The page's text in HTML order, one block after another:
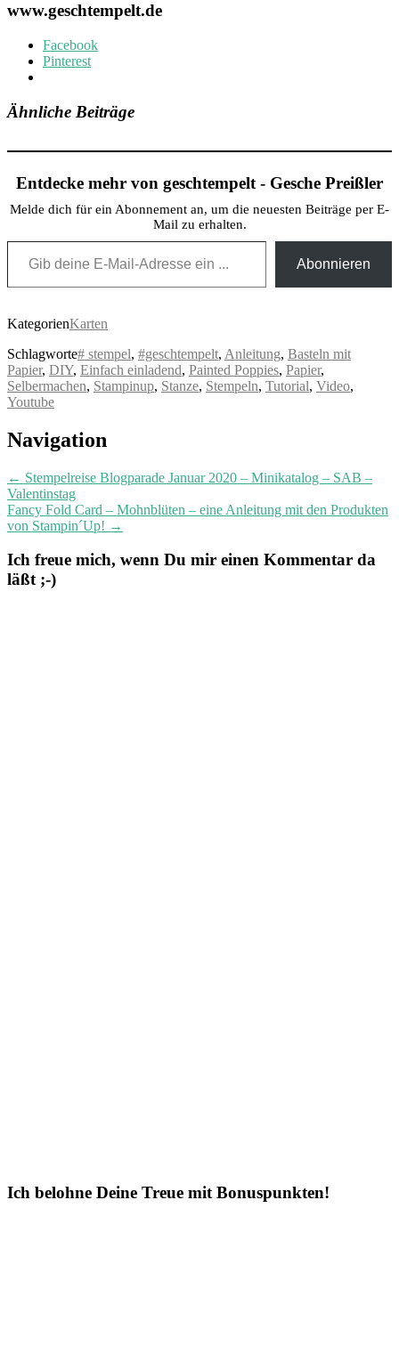
www.geschtempelt.de
Facebook
Pinterest
Ähnliche Beiträge
Entdecke mehr von geschtempelt - Gesche Preißler
Melde dich für ein Abonnement an, um die neuesten Beiträge per E-
Mail zu erhalten.
Gib deine E-Mail-Adresse ein ...
Abonnieren
KategorienKarten
Schlagworte# stempel, #geschtempelt, Anleitung, Basteln mit
Papier, DIY, Einfach einladend, Painted Poppies, Papier,
Selbermachen, Stampinup, Stanze, Stempeln, Tutorial, Video,
Youtube
Post
Navigation
← Stempelreise Blogparade Januar 2020 – Minikatalog – SAB –
Valentinstag
Fancy Fold Card – Mohnblüten – eine Anleitung mit den Produkten
von Stampin´Up! →
Ich freue mich, wenn Du mir einen Kommentar da
läßt ;-)
Ich belohne Deine Treue mit Bonuspunkten!